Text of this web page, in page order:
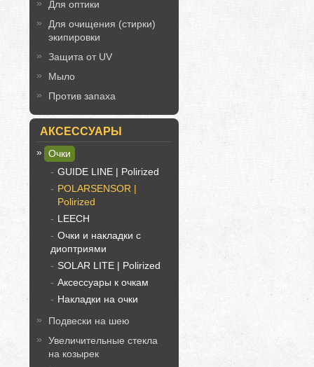
Для оптики
Для очищения (стирки)
экипировки
Защита от UV
Мыло
Против запаха
АКСЕССУАРЫ
Очки
GUIDE LINE | Polirized
POLARSENSOR |
Polirized
LEECH
Очки и накладки с
диоптриями
SOLAR LITE | Polirized
Аксессуары к очкам
Накладки на очки
Подвески на шею
Увеличительные стекла
на козырек